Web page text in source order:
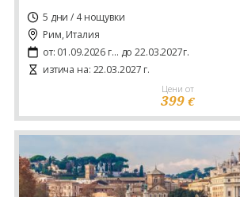
5 дни / 4 нощувки
Рим, Италия
от: 01.09.2026 г... до 22.03.2027г.
изтича на: 22.03.2027 г.
Цени от
399 €